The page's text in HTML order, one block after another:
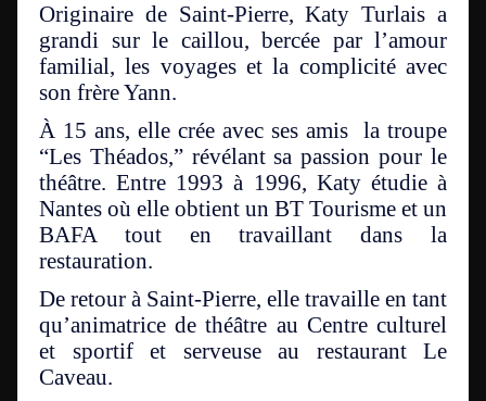
Originaire de Saint-Pierre, Katy Turlais a
grandi sur le caillou, bercée par l’amour
familial, les voyages et la complicité avec
son frère Yann.
À 15 ans, elle crée avec ses amis la troupe
“Les Théados,” révélant sa passion pour le
théâtre. Entre 1993 à 1996, Katy étudie à
Nantes où elle obtient un BT Tourisme et un
BAFA tout en travaillant dans la
restauration.
De retour à Saint-Pierre, elle travaille en tant
qu’animatrice de théâtre au Centre culturel
et sportif et serveuse au restaurant Le
Caveau.